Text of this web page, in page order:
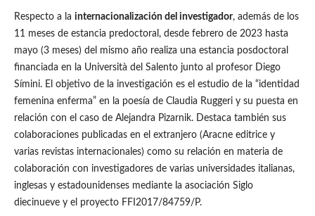
Respecto a la internacionalización del investigador, además de los
11 meses de estancia predoctoral, desde febrero de 2023 hasta
mayo (3 meses) del mismo año realiza una estancia posdoctoral
financiada en la Università del Salento junto al profesor Diego
Símini. El objetivo de la investigación es el estudio de la “identidad
femenina enferma” en la poesía de Claudia Ruggeri y su puesta en
relación con el caso de Alejandra Pizarnik. Destaca también sus
colaboraciones publicadas en el extranjero (Aracne editrice y
varias revistas internacionales) como su relación en materia de
colaboración con investigadores de varias universidades italianas,
inglesas y estadounidenses mediante la asociación Siglo
diecinueve y el proyecto FFI2017/84759/P.